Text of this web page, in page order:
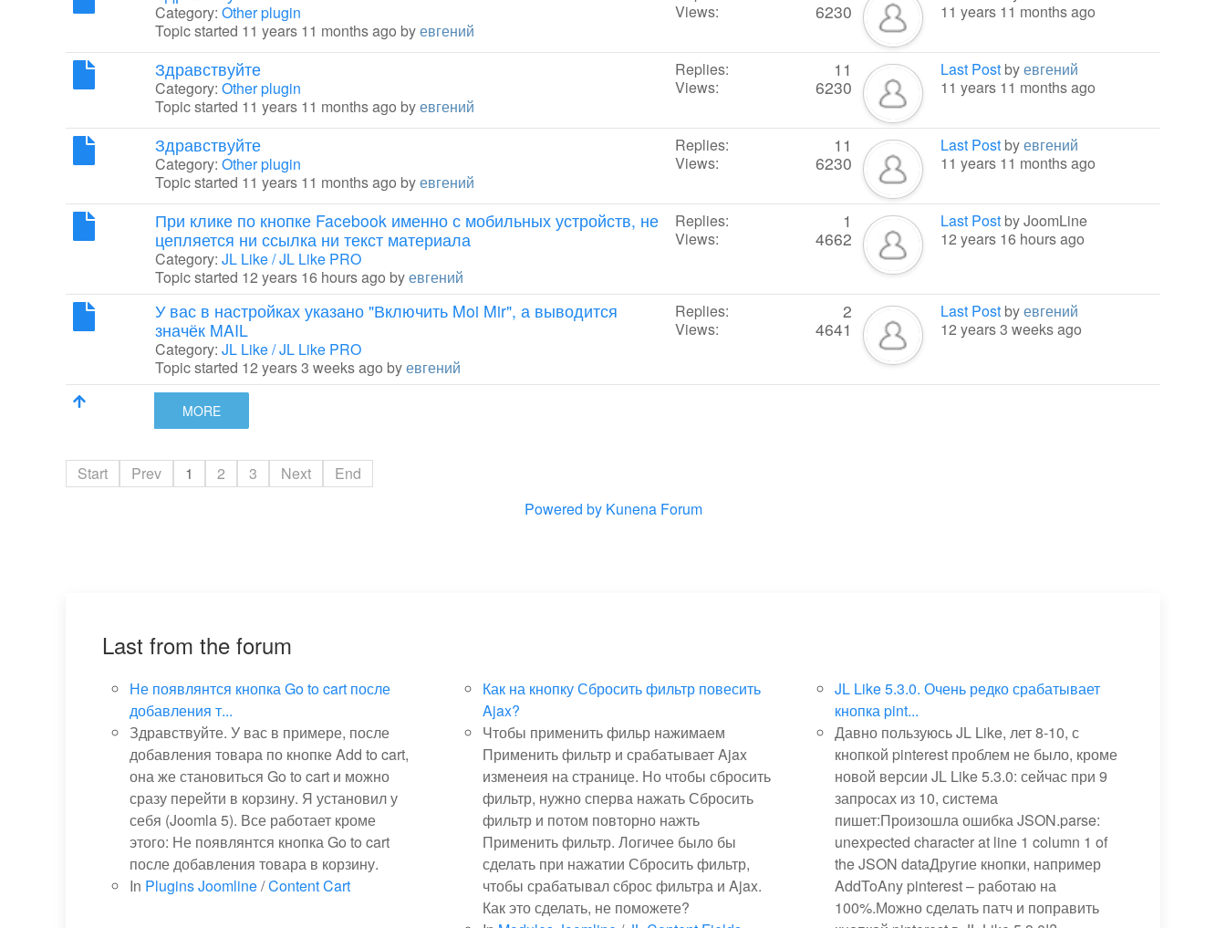
MORE
Category: Other plugin
Topic started 11 years 11 months ago byевгений
Views: 6230
11 years 11 months ago
Здравствуйте
Category: Other plugin
Topic started 11 years 11 months ago byевгений
Replies: 11
Views: 6230
Last Postbyевгений
11 years 11 months ago
Здравствуйте
Category: Other plugin
Topic started 11 years 11 months ago byевгений
Replies: 11
Views: 6230
Last Postbyевгений
11 years 11 months ago
При клике по кнопке Facebook именно с мобильных устройств, не
цепляется ни ссылка ни текст материала
Category: JL Like / JL Like PRO
Topic started 12 years 16 hours ago byевгений
Replies: 1
Views: 4662
Last PostbyJoomLine
12 years 16 hours ago
У вас в настройках указано "Включить Moi Mir", а выводится
значёк MAIL
Category: JL Like / JL Like PRO
Topic started 12 years 3 weeks ago byевгений
Replies: 2
Views: 4641
Last Postbyевгений
12 years 3 weeks ago
Start Prev 1 2 3 Next
End
Powered by Kunena Forum
Last from the forum
Не появлянтся кнопка Go to cart после
добавления т...
Здравствуйте. У вас в примере, после
добавления товара по кнопке Add to cart,
она же становиться Go to cart и можно
сразу перейти в корзину. Я установил у
себя (Joomla 5). Все работает кроме
этого: Не появлянтся кнопка Go to cart
после добавления товара в корзину.
In Plugins Joomline/Content Cart
Как на кнопку Сбросить фильтр повесить
Ajax?
Чтобы применить фильр нажимаем
Применить фильтр и срабатывает Ajax
изменеия на странице. Но чтобы сбросить
фильтр, нужно сперва нажать Сбросить
фильтр и потом повторно нажть
Применить фильтр. Логичее было бы
сделать при нажатии Сбросить фильтр,
чтобы срабатывал сброс фильтра и Ajax.
Как это сделать, не поможете?
JL Like 5.3.0. Очень редко срабатывает
кнопка pint...
Давно пользуюсь JL Like, лет 8-10, с
кнопкой pinterest проблем не было, кроме
новой версии JL Like 5.3.0: сейчас при 9
запросах из 10, система
пишет:Произошла ошибка JSON.parse:
unexpected character at line 1 column 1 of
the JSON dataДругие кнопки, например
AddToAny pinterest – работаю на
100%.Можно сделать патч и поправить